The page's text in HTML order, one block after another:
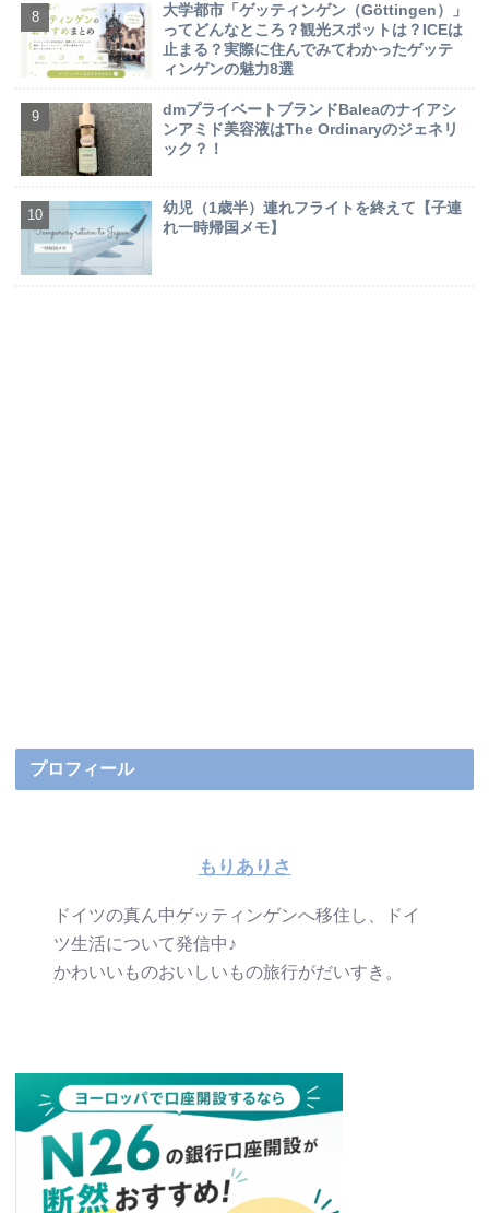
大学都市「ゲッティンゲン（Göttingen）」
ってどんなところ？観光スポットは？ICEは
止まる？実際に住んでみてわかったゲッテ
ィンゲンの魅力8選
dmプライベートブランドBaleaのナイアシ
ンアミド美容液はThe Ordinaryのジェネリ
ック？！
幼児（1歳半）連れフライトを終えて【子連
れ一時帰国メモ】
プロフィール
もりありさ
ドイツの真ん中ゲッティンゲンへ移住し、ドイ
ツ生活について発信中♪
かわいいものおいしいもの旅行がだいすき。